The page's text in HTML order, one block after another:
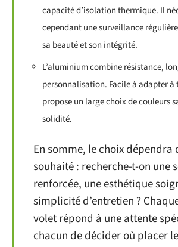
capacité d’isolation thermique. Il
cependant une surveillance
sa beauté et son intégrité.
L’aluminium combine résistance,
personnalisation. Facile à adapter à
propose un large choix de couleurs
solidité.
En somme, le choix dépendra
souhaité : recherche-t-on une
renforcée, une esthétique
simplicité d’entretien ?
volet répond à une attente
chacun de décider où placer